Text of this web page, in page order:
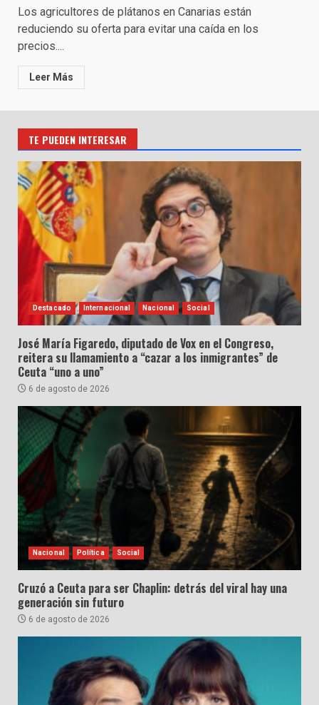
Los agricultores de plátanos en Canarias están
reduciendo su oferta para evitar una caída en los
precios....
Leer Más
TE PUEDEN INTERESAR
Destacado Internacional Nacional Social
José María Figaredo, diputado de Vox en el Congreso,
reitera su llamamiento a “cazar a los inmigrantes” de
Ceuta “uno a uno”
6 de agosto de 2026
Nacional Política Social
Cruzó a Ceuta para ser Chaplin: detrás del viral hay una
generación sin futuro
6 de agosto de 2026